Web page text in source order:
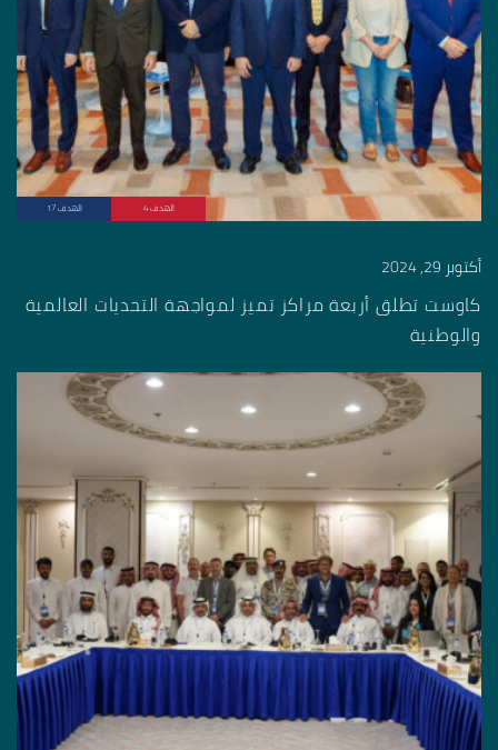
الهدف 4 الهدف 17
أكتوبر 29, 2024
كاوست تطلق أربعة مراكز تميز لمواجهة التحديات العالمية
والوطنية